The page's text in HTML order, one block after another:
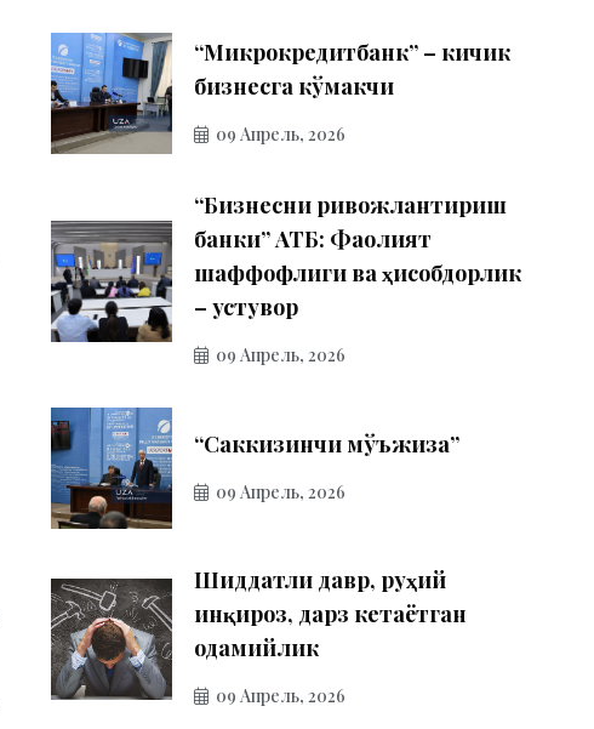
“Микрокредитбанк” – кичик
бизнесга кўмакчи
09 Апрель, 2026
“Бизнесни ривожлантириш
банки” АТБ: Фаолият
шаффофлиги ва ҳисобдорлик
– устувор
09 Апрель, 2026
“Саккизинчи мўъжиза”
09 Апрель, 2026
Шиддатли давр, руҳий
инқироз, дарз кетаётган
одамийлик
09 Апрель, 2026